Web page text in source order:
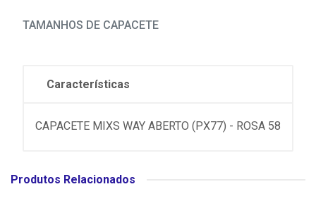
TAMANHOS DE CAPACETE
Características
CAPACETE MIXS WAY ABERTO (PX77) - ROSA 58
Produtos Relacionados